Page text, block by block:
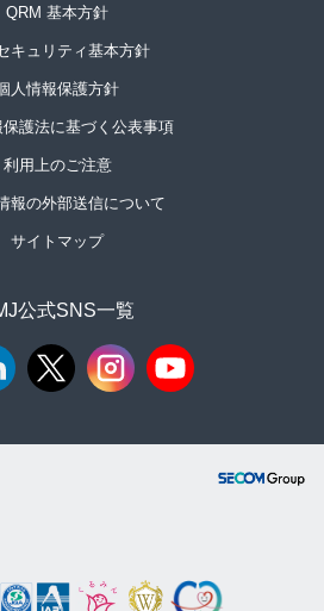
QRM 基本方針
キュリティ基本方針
人情報保護方針
護法に基づく公表事項
利用上のご注意
報の外部送信について
サイトマップ
公式SNS一覧​